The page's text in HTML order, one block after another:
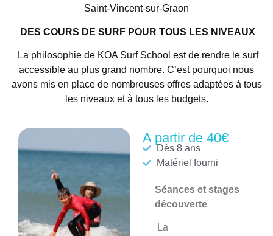
Saint-Vincent-sur-Graon
DES COURS DE SURF POUR TOUS LES NIVEAUX
La philosophie de KOA Surf School est de rendre le surf
accessible au plus grand nombre. C’est pourquoi nous
avons mis en place de nombreuses offres adaptées à tous
les niveaux et à tous les budgets.
A partir de 40€
Dès 8 ans
Matériel fourni
Séances et stages
découverte
La